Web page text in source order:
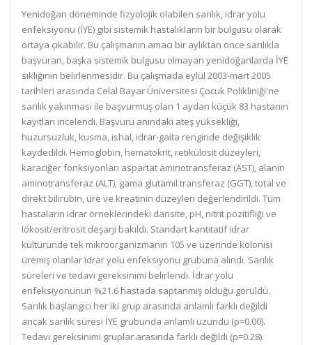
Yenidoğan döneminde fizyolojik olabilen sarılık, idrar yolu
enfeksiyonu (İYE) gibi sistemik hastalıkların bir bulgusu olarak
ortaya çıkabilir. Bu çalışmanın amacı bir aylıktan önce sarılıkla
başvuran, başka sistemik bulgusu olmayan yenidoğanlarda İYE
sıklığının belirlenmesidir. Bu çalışmada eylül 2003-mart 2005
tarihleri arasında Celal Bayar Üniversitesi Çocuk Polikliniği'ne
sarılık yakınması ile başvurmuş olan 1 aydan küçük 83 hastanın
kayıtları incelendi. Başvuru anındaki ateş yüksekliği,
huzursuzluk, kusma, ishal, idrar-gaita renginde değişiklik
kaydedildi. Hemoglobin, hematokrit, retikülosit düzeyleri,
karaciğer fonksiyonları aspartat aminotransferaz (AST), alanin
aminotransferaz (ALT), gama glutamil transferaz (GGT), total ve
direkt bilirubin, üre ve kreatinin düzeyleri değerlendirildi. Tüm
hastaların idrar örneklerindeki dansite, pH, nitrit pozitifliği ve
lökosit/eritrosit deşarjı bakıldı. Standart kantitatif idrar
kültüründe tek mikroorganizmanın 105 ve üzerinde kolonisi
üremiş olanlar idrar yolu enfeksiyonu grubuna alındı. Sarılık
süreleri ve tedavi gereksinimi belirlendi. İdrar yolu
enfeksiyonunun %21.6 hastada saptanmış olduğu görüldü.
Sarılık başlangıcı her iki grup arasında anlamlı farklı değildi
ancak sarılık süresi İYE grubunda anlamlı uzundu (p=0.00).
Tedavi gereksinimi gruplar arasında farklı değildi (p=0.28).